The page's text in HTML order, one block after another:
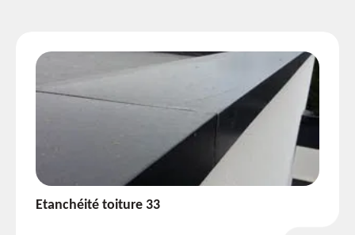
Etanchéité toiture 33